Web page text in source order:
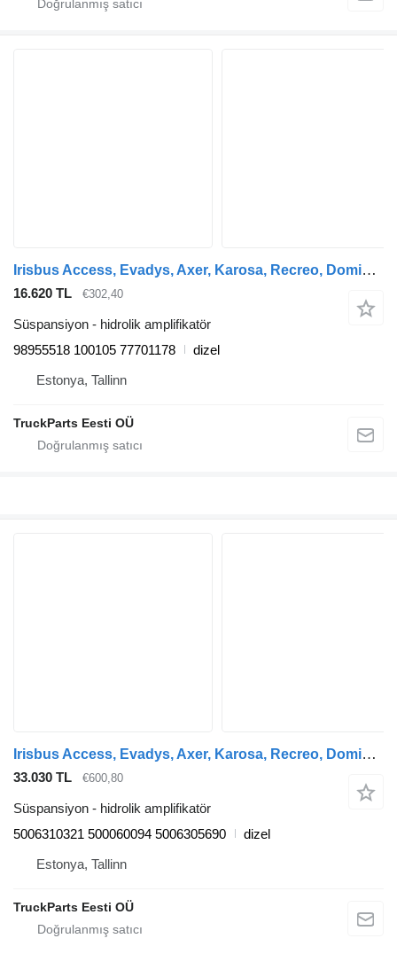
Irisbus Access, Evadys, Axer, Karosa, Recreo, Domino, Agora, Citelis, Eurorider (1999-) otobüs için ZF gövde (01.99-12.07) 98955518 100105 hidrolik amplifikatör
16.620 TL €302,40
Süspansiyon - hidrolik amplifikatör
98955518 100105 77701178
dizel
Estonya, Tallinn
TruckParts Eesti OÜ
Irisbus Access, Evadys, Axer, Karosa, Recreo, Domino, Agora, Citelis, Eurorider (1999-) otobüs için Irisbus eurorider (01.01-) 5006310321 hidrolik amplifikatör
33.030 TL €600,80
Süspansiyon - hidrolik amplifikatör
5006310321 500060094 5006305690
dizel
Estonya, Tallinn
TruckParts Eesti OÜ